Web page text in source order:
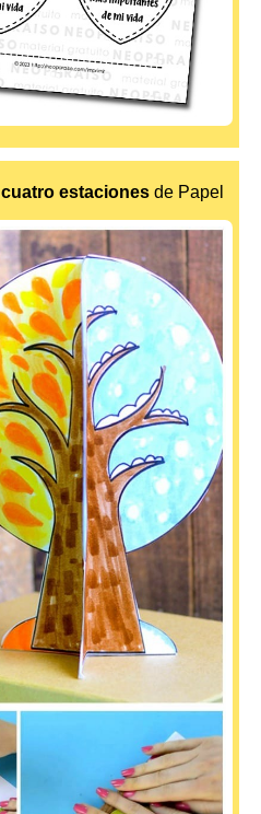
cuatro estacionesde Papel